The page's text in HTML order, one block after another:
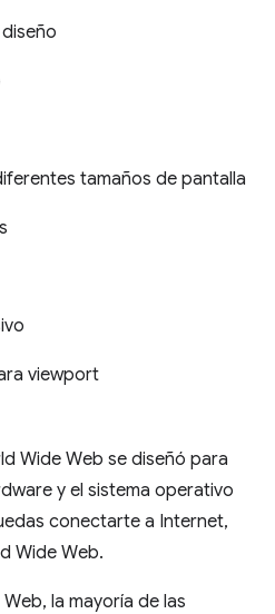
tamaños de pantalla
viewport
Wide Web se diseñó para
y el sistema operativo
conectarte a Internet,
Wide Web.
la mayoría de las